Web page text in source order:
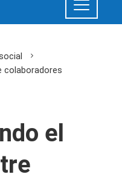
colaboradores
el